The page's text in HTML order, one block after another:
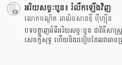
អរិយសច្ចៈបួន៖ រំលឹកឡើងវិញ
លោកបណ្ឌិត អាលិចសានឌឺ បុឺហ្សុីន
បទបង្ហាញអំពីអរិយសច្ចៈបួន ជាវិធីសាស្រ្
សេចក្តីសុទ្ខ ហើយនិងរបៀបដែលវាអាច